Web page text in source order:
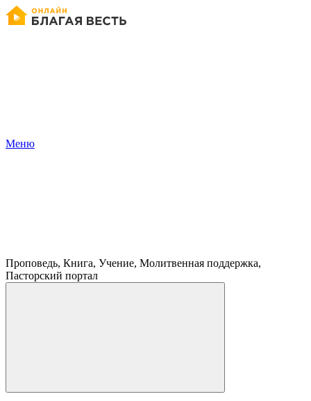
Меню
Проповедь, Книга, Учение, Молитвенная поддержка,
Пасторский портал